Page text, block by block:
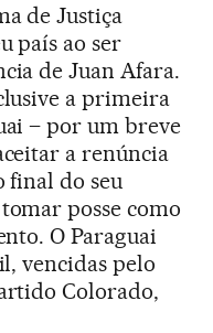
de Justiça
país ao ser
de Juan Afara.
a primeira
– por um breve
a renúncia
final do seu
posse como
O Paraguai
vencidas pelo
Colorado,